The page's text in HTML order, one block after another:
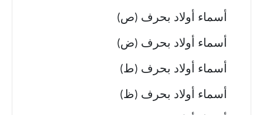
أسماء أولاد بحرف (ص)
أسماء أولاد بحرف (ض)
أسماء أولاد بحرف (ط)
أسماء أولاد بحرف (ظ)